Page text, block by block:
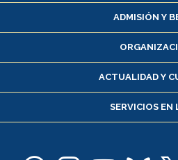
Matrícula en
Inscripción y cambio
Consulta y
Servicio médico
Pago de arancel y
ADMISIÓN Y
ACTUALIDAD Y
SERVICIOS EN